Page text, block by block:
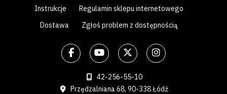
Instrukcje
Regulamin sklepu internetowego
Dostawa
Zgłoś problem z dostępnością
42-256-55-10
Przędzalniana 68, 90-338 Łódź